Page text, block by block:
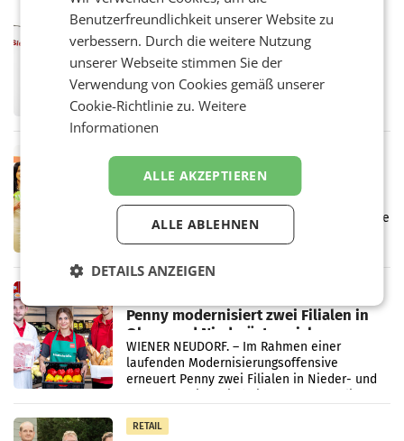
Vergleichszeitraum
MARKETING & MEDIA
ProSiebenSat.1 spart und macht
überraschend viel Gewinn
Fernsehkonzern ProSiebenSat.1 hat im
Frühjahr dank Kostensenkungen operativ
wieder Gewinn gemacht und die
RETAIL
Eine Bühne für Zirkularität: ARA und
Müller informieren am POS über
Über den gesamten August hinweg rücken die
Altstoff Recycling Austria AG (ARA) und der
„Kreislauf-Helden“ in allen österreichischen
Penny modernisiert zwei Filialen in
Ober- und Niederösterreich
WIENER NEUDORF. – Im Rahmen einer
laufenden Modernisierungsoffensive
erneuert Penny zwei Filialen in Nieder- und
RETAIL
Benutzerfreundlichkeit unserer Website zu
verbessern. Durch die weitere Nutzung
unserer Webseite stimmen Sie der
Verwendung von Cookies gemäß unserer
Cookie-Richtlinie zu.Weitere
Informationen
ALLE AKZEPTIEREN
ALLE ABLEHNEN
DETAILS ANZEIGEN